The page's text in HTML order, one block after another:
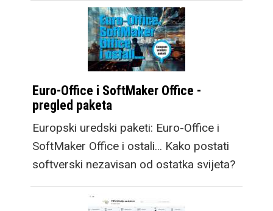
Euro-Office i SoftMaker Office -
pregled paketa
Europski uredski paketi: Euro-Office i
SoftMaker Office i ostali... Kako postati
softverski nezavisan od ostatka svijeta?